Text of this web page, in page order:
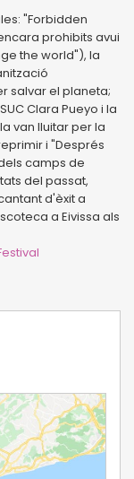
"Forbidden
prohibits avui
the world"), la
salvar el planeta;
Clara Pueyo i la
van lluitar per la
i "Després
camps de
del passat,
d'èxit a
a Eivissa als